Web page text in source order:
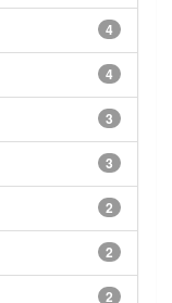
4
4
3
3
2
2
2